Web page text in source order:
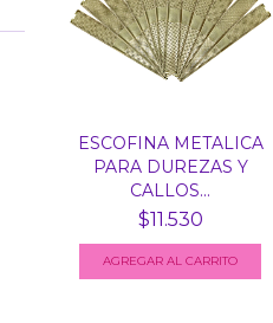
ESCOFINA METALICA
PARA DUREZAS Y
CALLOS...
$11.530